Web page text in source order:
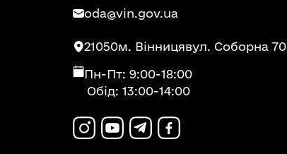
oda@vin.gov.ua
21050м. Вінницявул. Соборна 70
Пн-Пт: 9:00-18:00
Обід: 13:00-14:00